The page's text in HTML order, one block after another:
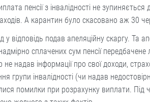
пенсії з інвалідності не зупиняється
А карантин було скасовано аж 30
у відповідь подав апеляційну скаргу. Та
сплачених сум пенсії
не надав інформації про свої доходи,
групи інвалідності (чи надав
помилки при розрахунку виплати. Під